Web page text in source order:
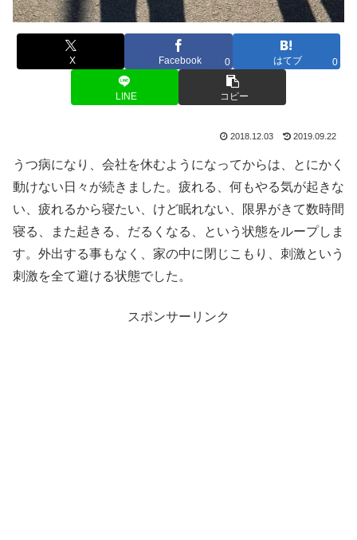
X Facebook 0 はてブ 0
LINE コピー
2018.12.03 2019.09.22
うつ病になり、会社を休むようになってからは、とにかく
動けない日々が続きました。疲れる、何もやる気が起きな
い、疲れるから寝たい、けど眠れない、限界がきて数時間
寝る、また起きる、だるくなる、という状態をループしま
す。外出する事もなく、家の中に閉じこもり、刺激という
刺激を全て避ける状態でした。
スポンサーリンク